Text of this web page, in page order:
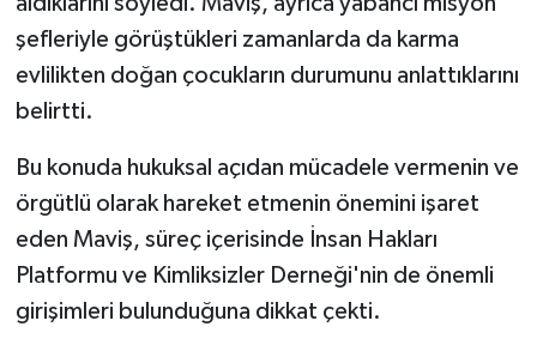
şefleriyle görüştükleri zamanlarda da karma
evlilikten doğan çocukların durumunu anlattıklarını
belirtti.
Bu konuda hukuksal açıdan mücadele vermenin ve
örgütlü olarak hareket etmenin önemini işaret
eden Maviş, süreç içerisinde İnsan Hakları
Platformu ve Kimliksizler Derneği'nin de önemli
girişimleri bulunduğuna dikkat çekti.